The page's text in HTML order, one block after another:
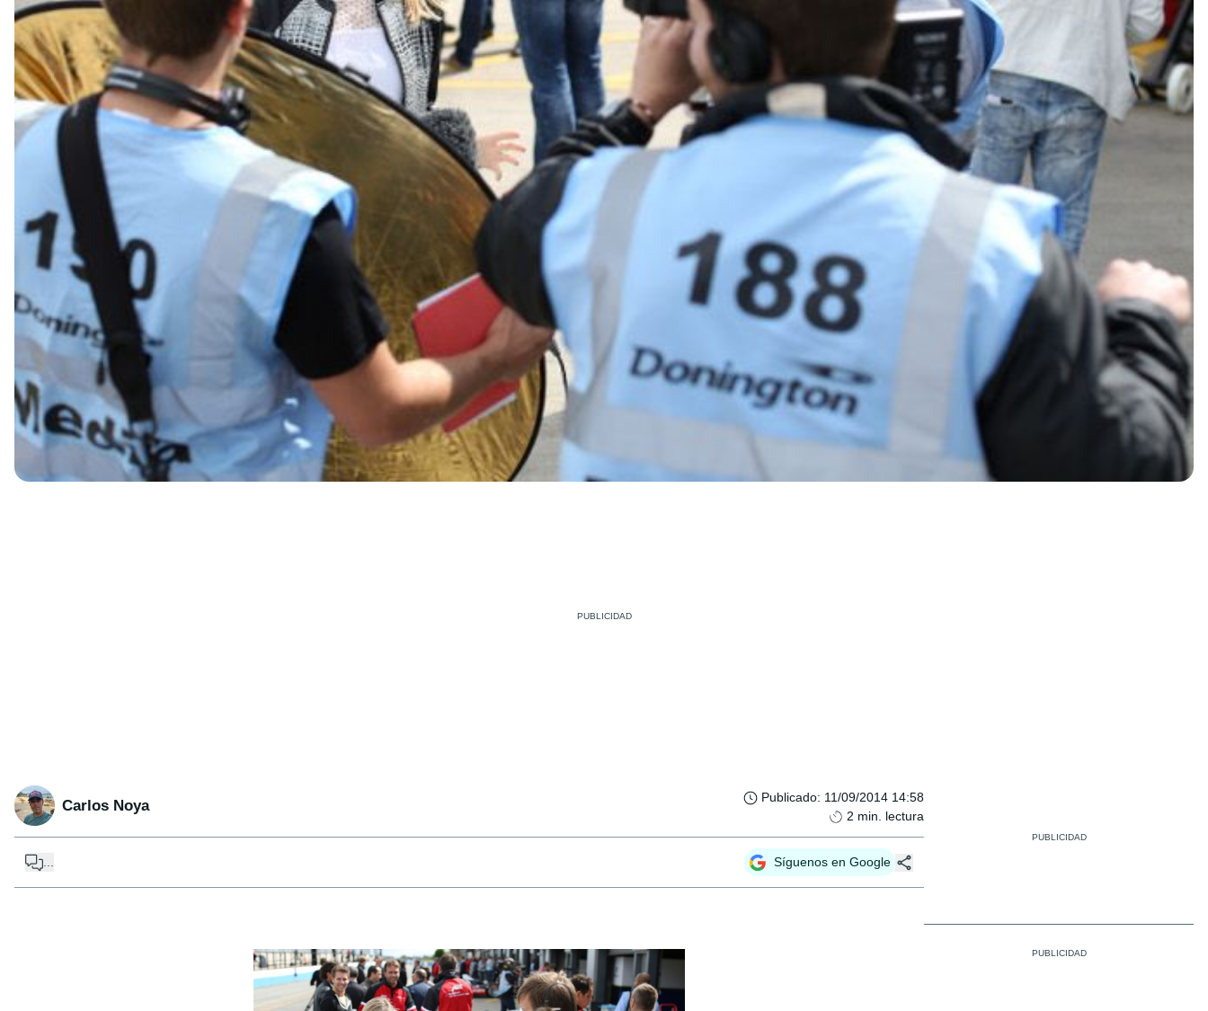
Carlos Noya Publicado: 11/09/2014 14:58
2 min. lectura
Síguenos en Google